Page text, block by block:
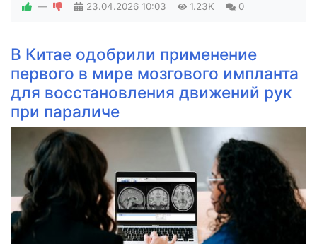
— 23.04.2026 10:03 1.23K 0
В Китае одобрили применение
первого в мире мозгового импланта
для восстановления движений рук
при параличе